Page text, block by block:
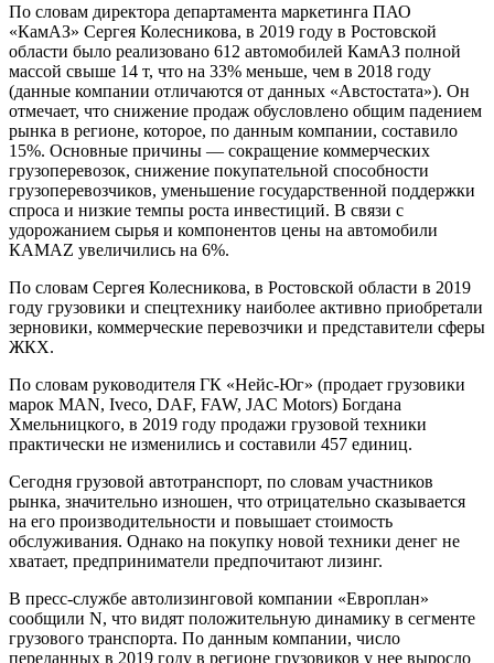
По словам директора департамента маркетинга ПАО
«КамАЗ» Сергея Колесникова, в 2019 году в Ростовской
области было реализовано 612 автомобилей КамАЗ полной
массой свыше 14 т, что на 33% меньше, чем в 2018 году
(данные компании отличаются от данных «Австостата»). Он
отмечает, что снижение продаж обусловлено общим падением
рынка в регионе, которое, по данным компании, составило
15%. Основные причины — сокращение коммерческих
грузоперевозок, снижение покупательной способности
грузоперевозчиков, уменьшение государственной поддержки
спроса и низкие темпы роста инвестиций. В связи с
удорожанием сырья и компонентов цены на автомобили
КАМАZ увеличились на 6%.
По словам Сергея Колесникова, в Ростовской области в 2019
году грузовики и спецтехнику наиболее активно приобретали
зерновики, коммерческие перевозчики и представители сферы
ЖКХ.
По словам руководителя ГК «Нейс-Юг» (продает грузовики
марок MAN, Iveco, DAF, FAW, JAC Motors) Богдана
Хмельницкого, в 2019 году продажи грузовой техники
практически не изменились и составили 457 единиц.
Сегодня грузовой автотранспорт, по словам участников
рынка, значительно изношен, что отрицательно сказывается
на его производительности и повышает стоимость
обслуживания. Однако на покупку новой техники денег не
хватает, предприниматели предпочитают лизинг.
В пресс-службе автолизинговой компании «Европлан»
сообщили N, что видят положительную динамику в сегменте
грузового транспорта. По данным компании, число
переданных в 2019 году в регионе грузовиков у нее выросло